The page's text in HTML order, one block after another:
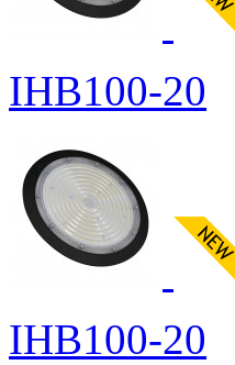
IHB100-20
IHB100-20